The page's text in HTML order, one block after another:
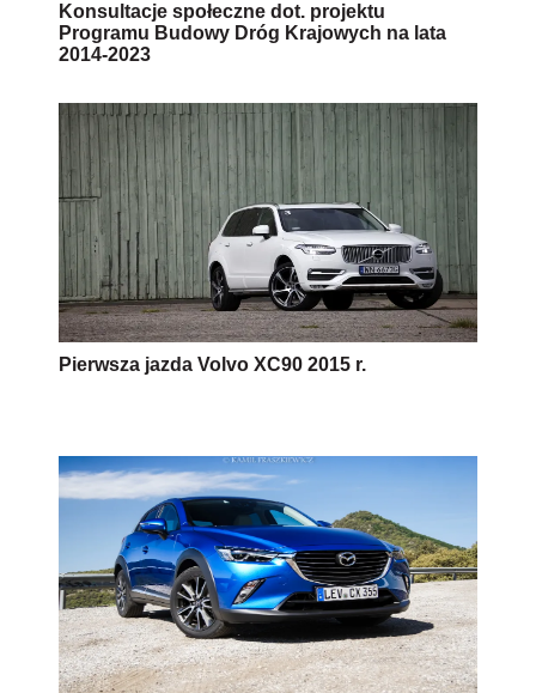
Konsultacje społeczne dot. projektu
Programu Budowy Dróg Krajowych na lata
2014-2023
Pierwsza jazda Volvo XC90 2015 r.